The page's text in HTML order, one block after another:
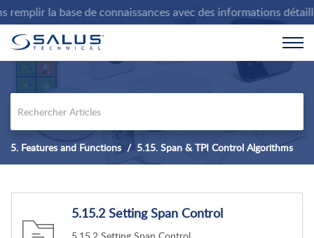
la base de connaissances avec des informations
5. Features and Functions 5.15. Span & TPI Control Algorithms
5.15.2 Setting Span Control